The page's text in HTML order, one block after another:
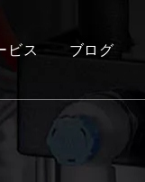
ビス ブログ